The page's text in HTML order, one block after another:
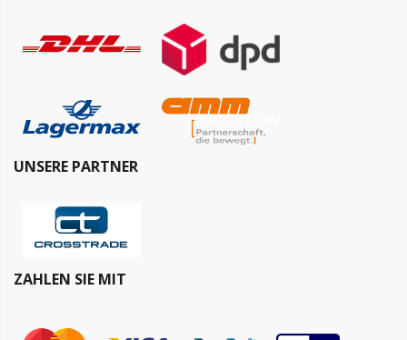
UNSERE PARTNER
ZAHLEN SIE MIT